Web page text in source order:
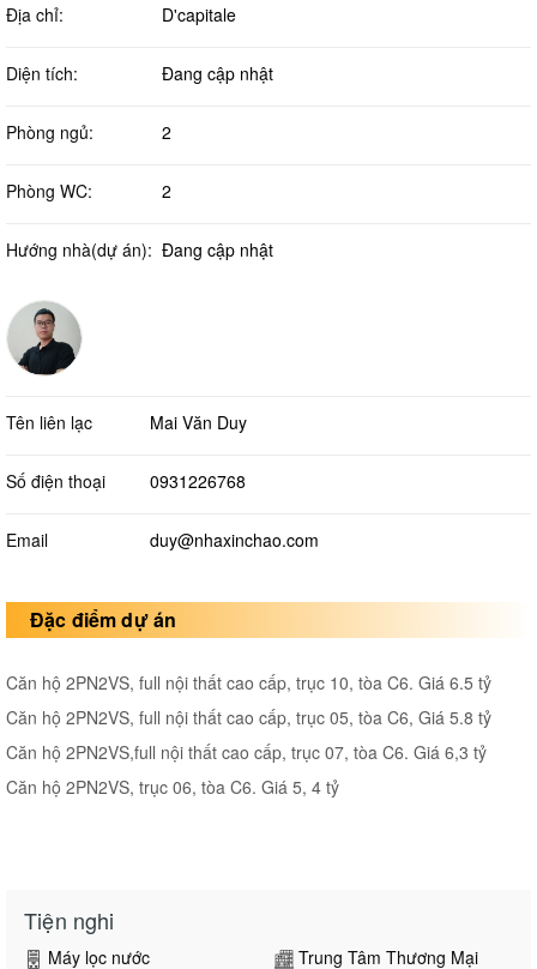
Địa chỉ: D'capitale
Diện tích: Đang cập nhật
Phòng ngủ: 2
Phòng WC: 2
Hướng nhà(dự án): Đang cập nhật
Tên liên lạc Mai Văn Duy
Số điện thoại 0931226768
Email duy@nhaxinchao.com
Đặc điểm dự án
Căn hộ 2PN2VS, full nội thất cao cấp, trục 10, tòa C6. Giá 6.5 tỷ
Căn hộ 2PN2VS, full nội thất cao cấp, trục 05, tòa C6, Giá 5.8 tỷ
Căn hộ 2PN2VS,full nội thất cao cấp, trục 07, tòa C6. Giá 6,3 tỷ
Căn hộ 2PN2VS, trục 06, tòa C6. Giá 5, 4 tỷ
Tiện nghi
Máy lọc nước Trung Tâm Thương Mại